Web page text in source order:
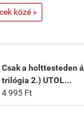
közé »
Csak a holttesteden
trilógia 2.) UTOL...
4 995 Ft